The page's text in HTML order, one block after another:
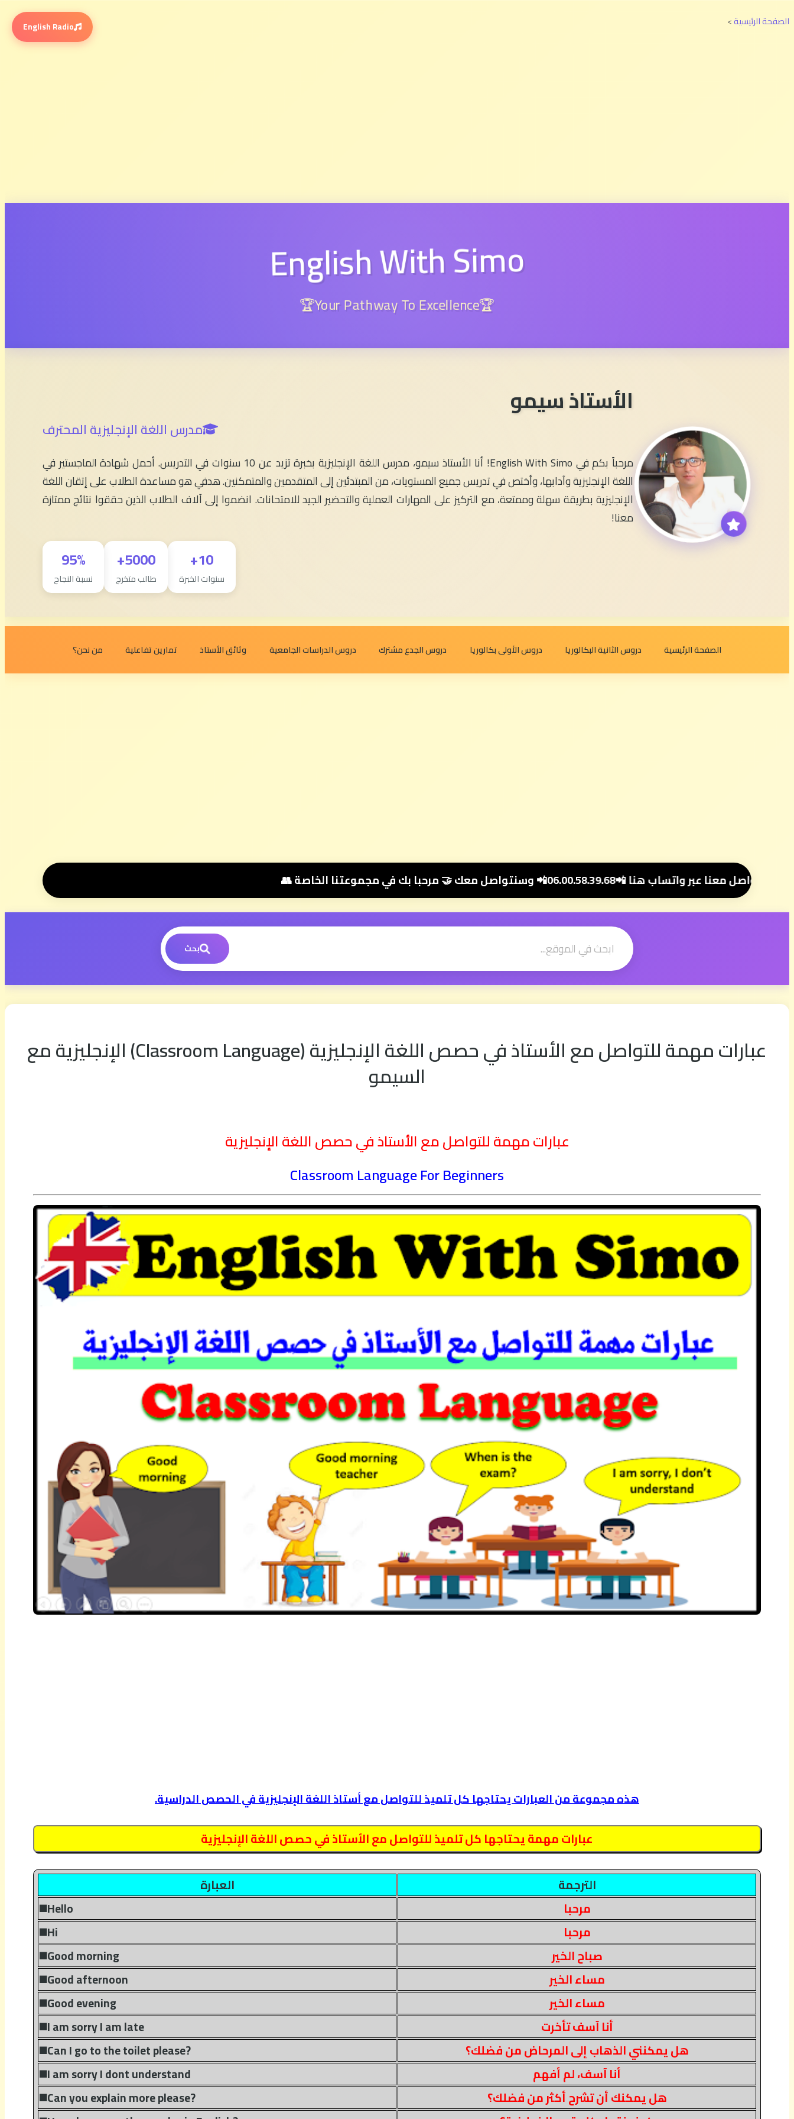
الصفحة الرئيسية>
English Radio
English With Simo
🏆Your Pathway To Excellence🏆
الأستاذ سيمو
مدرس اللغة الإنجليزية المحترف
مرحباً بكم في English With Simo! أنا الأستاذ سيمو، مدرس اللغة الإنجليزية بخبرة تزيد عن 10 سنوات في التدريس. أحمل شهادة الماجستير في
اللغة الإنجليزية وآدابها، وأختص في تدريس جميع المستويات، من المبتدئين إلى المتقدمين والمتمكنين. هدفي هو مساعدة الطلاب على إتقان اللغة
الإنجليزية بطريقة سهلة وممتعة، مع التركيز على المهارات العملية والتحضير الجيد للامتحانات. انضموا إلى آلاف الطلاب الذين حققوا نتائج ممتازة
معنا!
10+
سنوات الخبرة
5000+
طالب متخرج
95%
نسبة النجاح
الصفحة الرئيسية دروس الثانية البكالوريا دروس الأولى بكالوريا دروس الجدع مشترك دروس الدراسات الجامعية وثائق الأستاذ تمارين تفاعلية من نحن؟
بحث
عبارات مهمة للتواصل مع الأستاذ في حصص اللغة الإنجليزية (Classroom Language) الإنجليزية مع
السيمو
عبارات مهمة للتواصل مع الأستاذ في حصص اللغة الإنجليزية
Classroom Language For Beginners
هذه مجموعة من العبارات يحتاجها كل تلميذ للتواصل مع أستاذ اللغة الإنجليزية في الحصص الدراسية.
عبارات مهمة يحتاجها كل تلميذ للتواصل مع الأستاذ في حصص اللغة الإنجليزية
العبارة
الترجمة
◼️Hello
مرحبا
◼️Hi
مرحبا
◼️Good morning
صباح الخير
◼️Good afternoon
مساء الخير
◼️Good evening
مساء الخير
◼️I am sorry I am late
أنا آسف تأخرت
◼️Can I go to the toilet please?
هل يمكنني الذهاب إلى المرحاض من فضلك؟
◼️I am sorry I dont understand
أنا آسف، لم أفهم
◼️Can you explain more please?
هل يمكنك أن تشرح أكثر من فضلك؟